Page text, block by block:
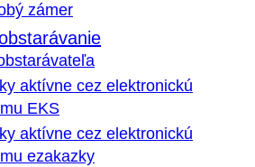
zámer
aktívne cez elektronickú
EKS
aktívne cez elektronickú
ezakazky